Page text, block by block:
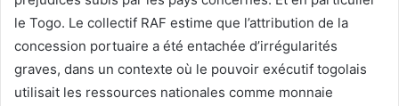
le Togo. Le collectif RAF estime que l’attribution de la
concession portuaire a été entachée d’irrégularités
graves, dans un contexte où le pouvoir exécutif togolais
utilisait les ressources nationales comme monnaie